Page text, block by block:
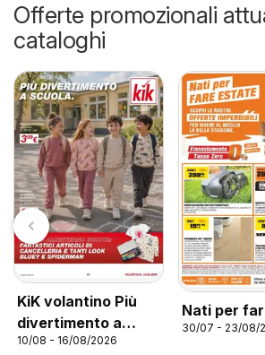
Offerte promozionali
cataloghi
KiK volantino Più
divertimento a
scuola
10/08 - 16/08/2026
Nati per
30/07 - 23/08/